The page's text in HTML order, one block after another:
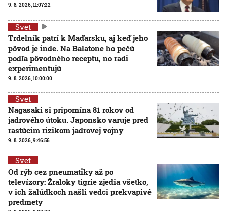
9. 8. 2026, 11:07:22
Svet
Trdelník patrí k Maďarsku, aj keď jeho
pôvod je inde. Na Balatone ho pečú
podľa pôvodného receptu, no radi
experimentujú
9. 8. 2026, 10:00:00
Svet
Nagasaki si pripomína 81 rokov od
jadrového útoku. Japonsko varuje pred
rastúcim rizikom jadrovej vojny
9. 8. 2026, 9:46:56
Svet
Od rýb cez pneumatiky až po
televízory: Žraloky tigrie zjedia všetko,
v ich žalúdkoch našli vedci prekvapivé
predmety